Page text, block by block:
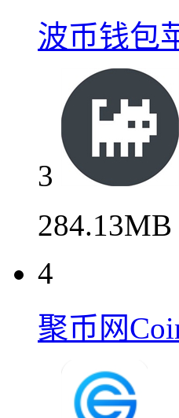
波币钱包
3
284.13MB
4
聚币网